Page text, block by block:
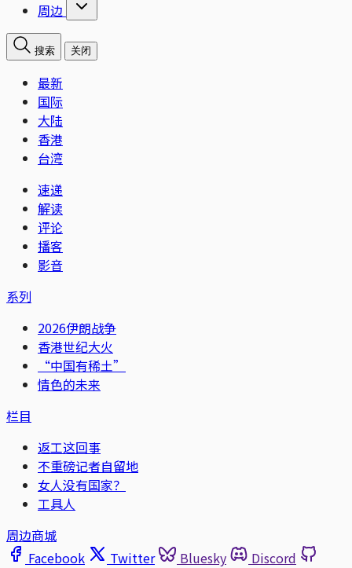
周边
搜索 关闭
最新
国际
大陆
香港
台湾
速递
解读
评论
播客
影音
系列
2026伊朗战争
香港世纪大火
“中国有稀土”
情色的未来
栏目
返工这回事
不重磅记者自留地
女人没有国家？
工具人
周边商城
Facebook
Twitter Bluesky
Discord